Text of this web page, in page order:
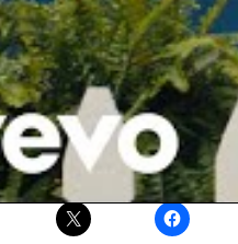
La belle
de 13 ans
rêve
Partager :